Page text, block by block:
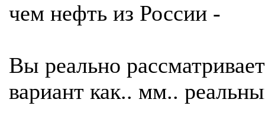
чем нефть из России -
Вы реально
вариант как.. мм..